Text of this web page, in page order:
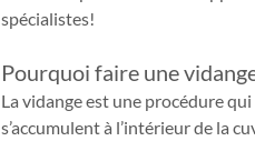
spécialistes!
Pourquoi faire une
La vidange est une procédure
s’accumulent à l’intérieur de la